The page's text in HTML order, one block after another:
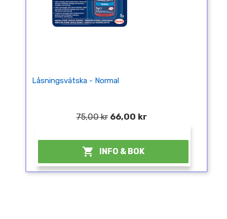
Låsningsvätska - Normal
75,00 kr 66,00 kr
 INFO & BOK